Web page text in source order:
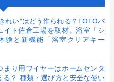
れい”はどう作られる？TOTOバ
イト佐倉工場を取材。浴室「シ
験と新機能「浴室クリアキー
まり用ワイヤーはホームセンタ
る？ 種類・選び方と安全な使い